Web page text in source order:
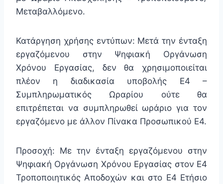
Μεταβαλλόμενο.
Κατάργηση χρήσης εντύπων: Μετά την ένταξη
εργαζόμενου στην Ψηφιακή Οργάνωση
Χρόνου Εργασίας, δεν θα χρησιμοποιείται
πλέον η διαδικασία υποβολής Ε4 –
Συμπληρωματικός Ωραρίου ούτε θα
επιτρέπεται να συμπληρωθεί ωράριο για τον
εργαζόμενο με άλλον Πίνακα Προσωπικού Ε4.
Προσοχή: Με την ένταξη εργαζόμενου στην
Ψηφιακή Οργάνωση Χρόνου Εργασίας στον Ε4
Τροποποιητικός Αποδοχών και στο Ε4 Ετήσιο